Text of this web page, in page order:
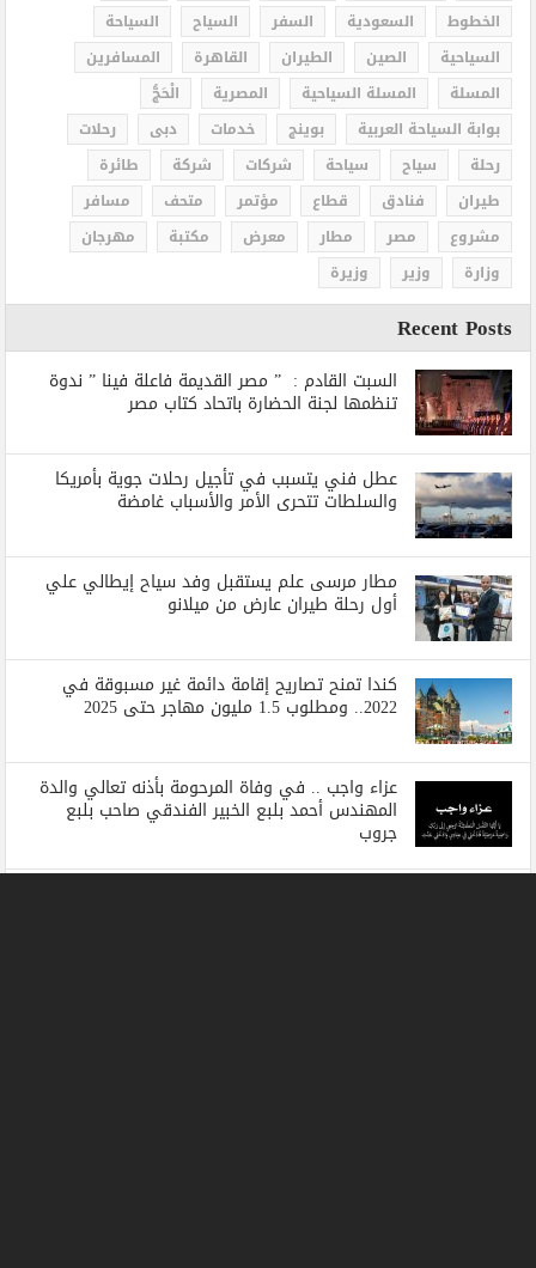
الخطوط
السعودية السفر السياح
السياحة
السياحية
الصين الطيران القاهرة
المسافرين
المسلة
المسلة السياحية المصرية
الْحَجُّ
بوابة السياحة العربية
بوينج خدمات دبى
رحلات
رحلة
سياح سياحة شركات شركة
طائرة
طيران
فنادق قطاع مؤتمر متحف
مسافر
مشروع
مصر مطار معرض مكتبة
مهرجان
وزارة
وزير وزيرة
Recent Posts
السبت القادم : ” مصر القديمة فاعلة فينا ” ندوة
تنظمها لجنة الحضارة باتحاد كتاب مصر
عطل فني يتسبب في تأجيل رحلات جوية بأمريكا
والسلطات تتحرى الأمر والأسباب غامضة
مطار مرسى علم يستقبل وفد سياح إيطالي علي
أول رحلة طيران عارض من ميلانو
كندا تمنح تصاريح إقامة دائمة غير مسبوقة في
2022.. ومطلوب 1.5 مليون مهاجر حتى 2025
عزاء واجب .. في وفاة المرحومة بأذنه تعالي والدة
المهندس أحمد بلبع الخبير الفندقي صاحب بلبع
جروب